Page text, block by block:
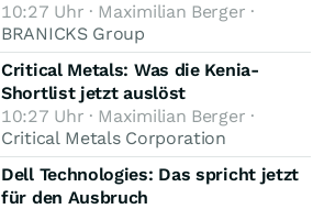
10:27 Uhr · Maximilian Berger ·
BRANICKS Group
Critical Metals: Was die Kenia-
Shortlist jetzt auslöst
10:27 Uhr · Maximilian Berger ·
Critical Metals Corporation
Dell Technologies: Das spricht jetzt
für den Ausbruch